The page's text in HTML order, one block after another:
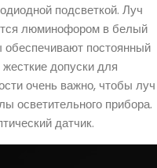
подсветкой. Луч
люминофором в белый
постоянный
допуски для
очень важно, чтобы луч
осветительного прибора.
датчик.